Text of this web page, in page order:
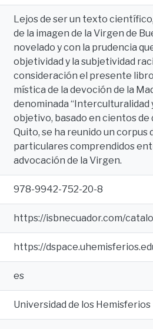
Lejos de ser un texto
de la imagen de la Virgen de
novelado y con la prudencia
objetividad y la subjetividad
consideración el presente
mística de la devoción de la
denominada “Interculturalidad
objetivo, basado en cientos
Quito, se ha reunido un
particulares comprendidos
advocación de la Virgen.
978-9942-752-20-8
https://isbnecuador.com/
https://
es
Universidad de los Hemisferios